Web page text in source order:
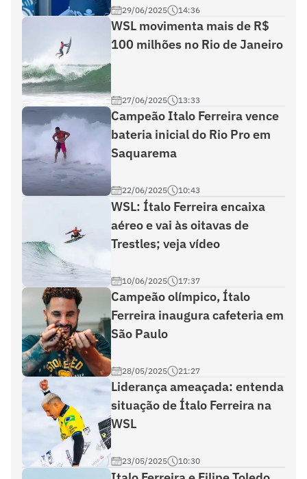
29/06/2025 14:36
WSL movimenta mais de R$
100 milhões no Rio de Janeiro
27/06/2025 13:33
Campeão Italo Ferreira vence
bateria inicial do Rio Pro em
Saquarema
22/06/2025 10:43
WSL: Ítalo Ferreira encaixa
aéreo e vai às oitavas de
Trestles; veja vídeo
10/06/2025 17:37
Campeão olímpico, Ítalo
Ferreira inaugura cafeteria em
São Paulo
28/05/2025 21:27
Liderança ameaçada: entenda
situação de Ítalo Ferreira na
WSL
23/05/2025 10:30